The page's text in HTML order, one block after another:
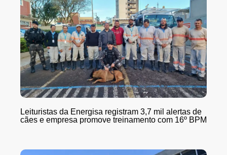
Leituristas da Energisa registram 3,7 mil alertas de
cães e empresa promove treinamento com 16º BPM